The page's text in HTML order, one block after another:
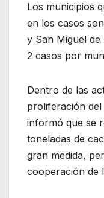
Los municipios
en los casos
y San Miguel de
2 casos por
Dentro de las
proliferación
informó que se
toneladas de
gran medida,
cooperación de